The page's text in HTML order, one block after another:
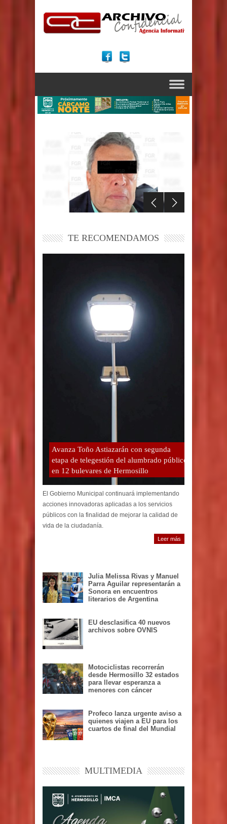
TE RECOMENDAMOS
Avanza Toño Astiazarán con segunda
etapa de telegestión del alumbrado público
en 12 bulevares de Hermosillo
El Gobierno Municipal continuará implementando
acciones innovadoras aplicadas a los servicios
públicos con la finalidad de mejorar la calidad de
vida de la ciudadanía.
Leer más
Julia Melissa Rivas y Manuel
Parra Aguilar representarán a
Sonora en encuentros
literarios de Argentina
EU desclasifica 40 nuevos
archivos sobre OVNIS
Motociclistas recorrerán
desde Hermosillo 32 estados
para llevar esperanza a
menores con cáncer
Profeco lanza urgente aviso a
quienes viajen a EU para los
cuartos de final del Mundial
MULTIMEDIA